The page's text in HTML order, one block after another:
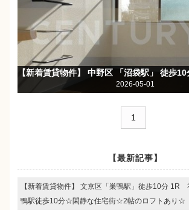
2026-05-01
1
【最新記事】
【新着賃貸物件】 文京区「巣鴨駅」徒歩10分 1R
鴨駅徒歩10分☆閑静な住宅街☆2帖のロフトあり☆